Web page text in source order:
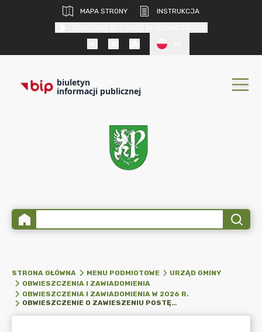
MAPA STRONY
INSTRUKCJA
biuletyn
informacji publicznej
STRONA GŁÓWNA MENU PODMIOTOWE
URZĄD GMINY
OBWIESZCZENIA I ZAWIADOMIENIA
OBWIESZCZENIA I ZAWIADOMIENIA W 2026 R.
OBWIESZCZENIE O ZAWIESZENIU POSTĘPOWANIA O WYDANIE DECYZJI O ŚRODOWISKOWYCH UWARUNKOWANIACH DLA PRZEDSIĘWZIĘCIA PN.: BUDOWA INFRASTRUKTURY DROGOWEJ I SIECI WODOCIĄGOWO-KANALIZACYJNEJ NA POTRZEBY PLANOWANEGO PARKU PRZEMYSŁOWO-USŁUGOWEGO ZLOKALIZOWANEGO NA TERENIE DZIELNICY ORUNIA-ŚW. WOJCIECH-LIPCE W GDAŃSKU: BUDOWA INFRASTRUKTURY DROGOWEJ.